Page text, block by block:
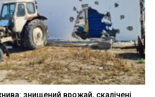
знищений врожай, скалічені